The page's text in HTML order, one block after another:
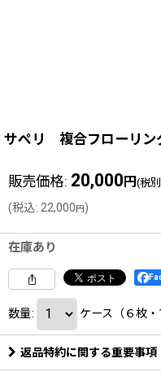
サペリ 複合フローリ
販売価格: 20,000 円 (税
(税込: 22,000円)
在庫あり
数量: ケース（６枚・
返品特約に関する重要事項